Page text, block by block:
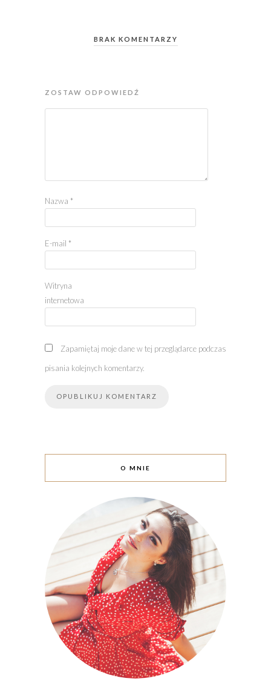
BRAK KOMENTARZY
ZOSTAW ODPOWIEDŹ
Nazwa *
E-mail *
Witryna
internetowa
Zapamiętaj moje dane w tej przeglądarce podczas
pisania kolejnych komentarzy.
O MNIE